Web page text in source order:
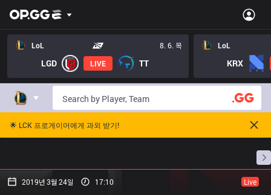
LoL 8. 6. 목
LGD LIVE TT
LoL
KRX
🌟 LCK 프로게이머에게 과외 받기!
프로빌
2019년 3월 24일 17:10 Live